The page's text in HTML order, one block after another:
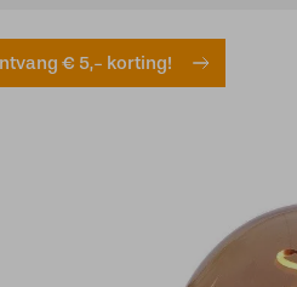
€ 5,- korting!